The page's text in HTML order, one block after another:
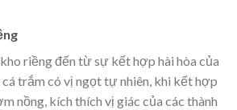
riềng đến từ sự kết hợp hài hòa của
trắm có vị ngọt tự nhiên, khi kết hợp
nồng, kích thích vị giác của các thành